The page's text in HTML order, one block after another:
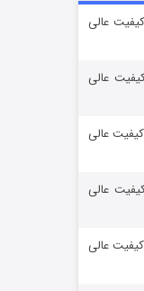
۲ عالی
کیفیت عالی
عالی
عالی
کیفیت عالی